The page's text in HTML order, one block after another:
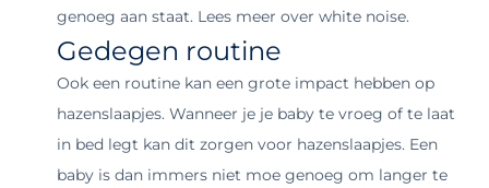
genoeg aan staat. Lees meer over white noise.
Gedegen routine
Ook een routine kan een grote impact hebben op
hazenslaapjes. Wanneer je je baby te vroeg of te laat
in bed legt kan dit zorgen voor hazenslaapjes. Een
baby is dan immers niet moe genoeg om langer te